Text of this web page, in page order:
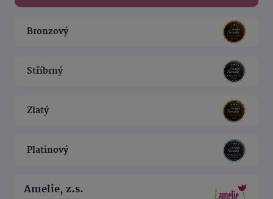
Bronzový
Stříbrný
Zlatý
Platinový
Amelie, z.s.